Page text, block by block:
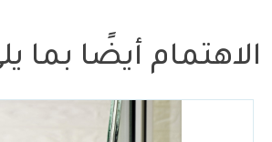
الاهتمام أيضًا بما